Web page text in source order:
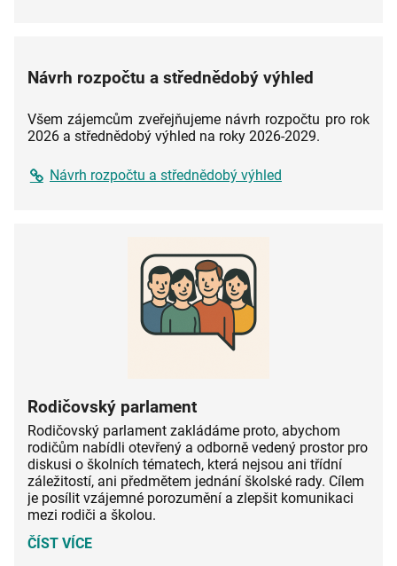
JAK
HOSTIVICE
STÁVÁ
BEZPEČNOU
Návrh rozpočtu a střednědobý výhled
Všem zájemcům zveřejňujeme návrh rozpočtu pro rok
2026 a střednědobý výhled na roky 2026-2029.
Návrh rozpočtu a střednědobý výhled
Rodičovský parlament
Rodičovský parlament zakládáme proto, abychom
rodičům nabídli otevřený a odborně vedený prostor pro
diskusi o školních tématech, která nejsou ani třídní
záležitostí, ani předmětem jednání školské rady. Cílem
je posílit vzájemné porozumění a zlepšit komunikaci
mezi rodiči a školou.
RODIČOVSKÝ
ČÍST VÍCE